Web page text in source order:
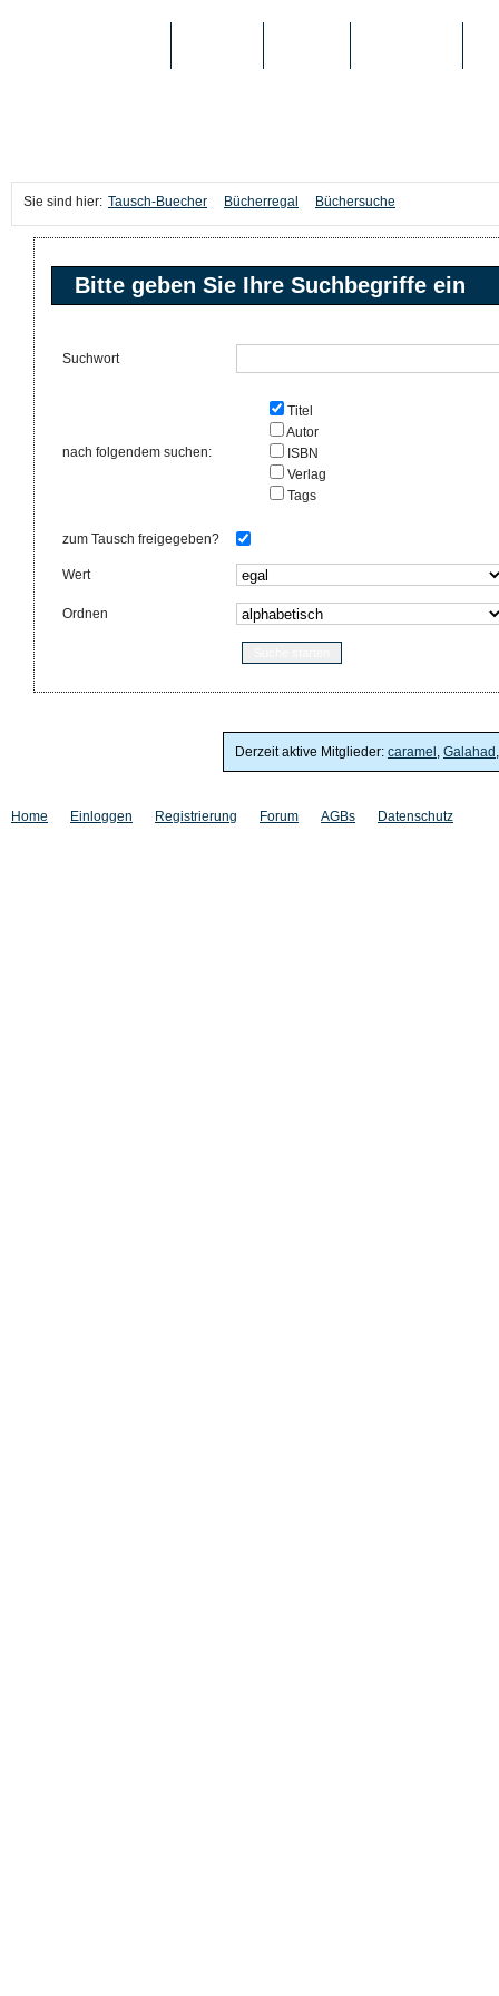
Sie sind hier: Tausch-Buecher Bücherregal Büchersuche
Bitte geben Sie Ihre Suchbegriffe ein
Suchwort
nach folgendem suchen:
Titel
Autor
ISBN
Verlag
Tags
zum Tausch freigegeben?
Wert
Ordnen
Derzeit aktive Mitglieder: caramel , Galahad
Home Einloggen Registrierung Forum AGBs Datenschutz